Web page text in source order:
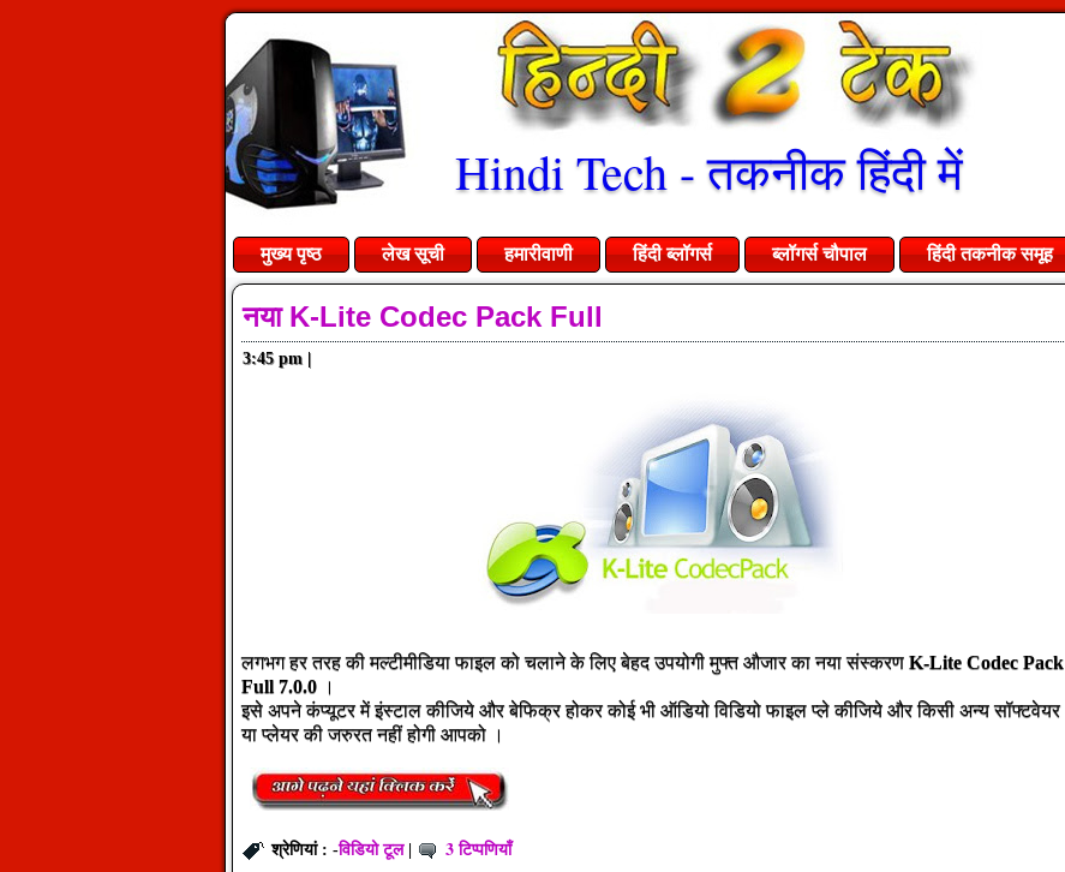
Hindi Tech - तकनीक हिंदी में
मुख्य पृष्ठ लेख सूची हमारीवाणी हिंदी ब्लॉगर्स ब्लॉगर्स चौपाल हिंदी तकनीक समूह
नया K-Lite Codec Pack Full
3:45 pm |
लगभग हर तरह की मल्टीमीडिया फाइल को चलाने के लिए बेहद उपयोगी मुफ्त औजार का नया संस्करण K-Lite Codec Pack
Full 7.0.0 ।
इसे अपने कंप्यूटर में इंस्टाल कीजिये और बेफिक्र होकर कोई भी ऑडियो विडियो फाइल प्ले कीजिये और किसी अन्य सॉफ्टवेयर
या प्लेयर की जरुरत नहीं होगी आपको ।
श्रेणियां : -विडियो टूल| 3 टिप्पणियाँ